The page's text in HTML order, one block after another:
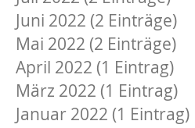
Juni 2022 (2 Einträge)
Mai 2022 (2 Einträge)
April 2022 (1 Eintrag)
März 2022 (1 Eintrag)
Januar 2022 (1 Eintrag)